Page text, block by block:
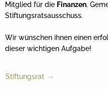
Mitglied für die Finanzen.
Stiftungsratsausschuss.
Wir wünschen ihnen einen
dieser wichtigen Aufgabe!
Stiftungsrat